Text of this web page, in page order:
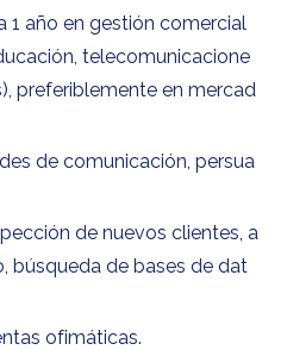
1 año en gestión comercial
telecomunicacione
preferiblemente en mercad
de comunicación, persua
de nuevos clientes, a
búsqueda de bases de dat
ofimáticas.